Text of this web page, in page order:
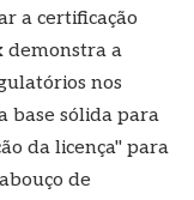
a certificação
demonstra a
nos
base sólida para
da licença" para
de